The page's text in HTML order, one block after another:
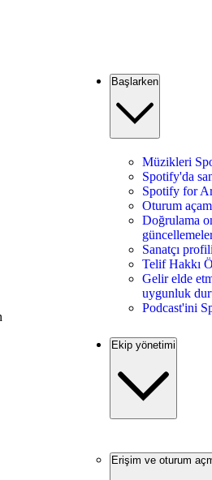
Başlarken
Müzikleri
Spotify'da
Spotify for
Oturum
Doğrulama
Sanatçı
Telif Hakkı
Gelir elde
uygunluk
Podcast'ini
Ekip yönetimi
Erişim ve oturum